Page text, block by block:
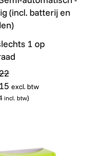
(incl. batterij en
1 op
excl. btw
incl. btw)